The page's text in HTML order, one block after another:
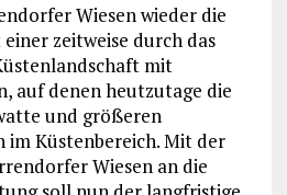
Wiesen wieder die
zeitweise durch das
mit
auf denen heutzutage die
und größeren
im Küstenbereich. Mit der
Wiesen an die